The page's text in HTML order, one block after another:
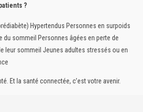
?
Hypertendus Personnes en surpoids
du sommeil Personnes âgées en perte de
leur sommeil Jeunes adultes stressés ou en
Et la santé connectée, c’est votre avenir.